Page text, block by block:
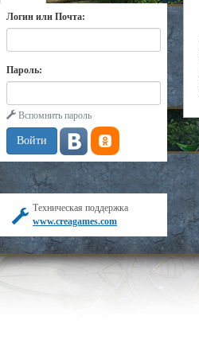
Логин или Почта:
Пароль:
Вспомнить пароль
Техническая поддержка
www.creagames.com